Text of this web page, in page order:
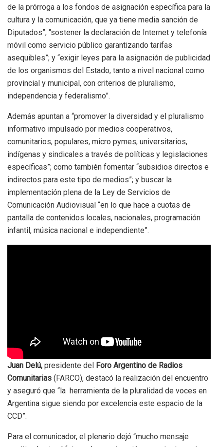
de la prórroga a los fondos de asignación específica para la
cultura y la comunicación, que ya tiene media sanción de
Diputados”; “sostener la declaración de Internet y telefonía
móvil como servicio público garantizando tarifas
asequibles”; y “exigir leyes para la asignación de publicidad
de los organismos del Estado, tanto a nivel nacional como
provincial y municipal, con criterios de pluralismo,
independencia y federalismo”.
Además apuntan a “promover la diversidad y el pluralismo
informativo impulsado por medios cooperativos,
comunitarios, populares, micro pymes, universitarios,
indígenas y sindicales a través de políticas y legislaciones
específicas”; como también fomentar “subsidios directos e
indirectos para este tipo de medios”; y buscar la
implementación plena de la Ley de Servicios de
Comunicación Audiovisual “en lo que hace a cuotas de
pantalla de contenidos locales, nacionales, programación
infantil, música nacional e independiente”.
Juan Delú, presidente del
Foro Argentino de Radios
Comunitarias (FARCO), destacó la realización del encuentro
y aseguró que “la herramienta de la pluralidad de voces en
Argentina sigue siendo por excelencia este espacio de la
CCD”.
Para el comunicador, el plenario dejó “mucho mensaje